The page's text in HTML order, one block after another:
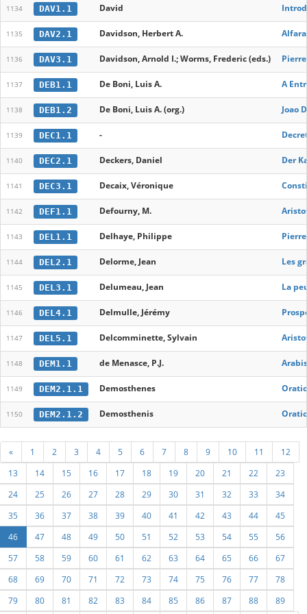
1134 DAV1.1 David
1135 DAV2.1 Davidson, Herbert A.
1136 DAV3.1 Davidson, Arnold I.; Worms, Frederic (eds.)
1137 DEB1.1 De Boni, Luis A. A
1138 DEB1.2 De Boni, Luis A. (org.) Joao
1139 DEC1.1 -
1140 DEC2.1 Deckers, Daniel Der
1141 DEC3.1 Decaix, Véronique
1142 DEF1.1 Defourny, M.
1143 DEL1.1 Delhaye, Philippe
1144 DEL2.1 Delorme, Jean Les
1145 DEL3.1 Delumeau, Jean La
1146 DEL4.1 Delmulle, Jérémy
1147 DEL5.1 Delcomminette, Sylvain
1148 DEM1.1 de Menasce, P.J.
1149 DEM2.1.1 Demosthenes
1150 DEM2.1.2 Demosthenis
« 1 2 3 4 5 6 7 8 9 10 11
12
13
14 15 16 17 18 19 20 21 22
23
24
25 26 27 28 29 30 31 32 33
34
35
36 37 38 39 40 41 42 43 44
45
46
47 48 49 50 51 52 53 54 55
56
57
58 59 60 61 62 63 64 65 66
67
68
69 70 71 72 73 74 75 76 77
78
79
80 81 82 83 84 85 86 87 88 89